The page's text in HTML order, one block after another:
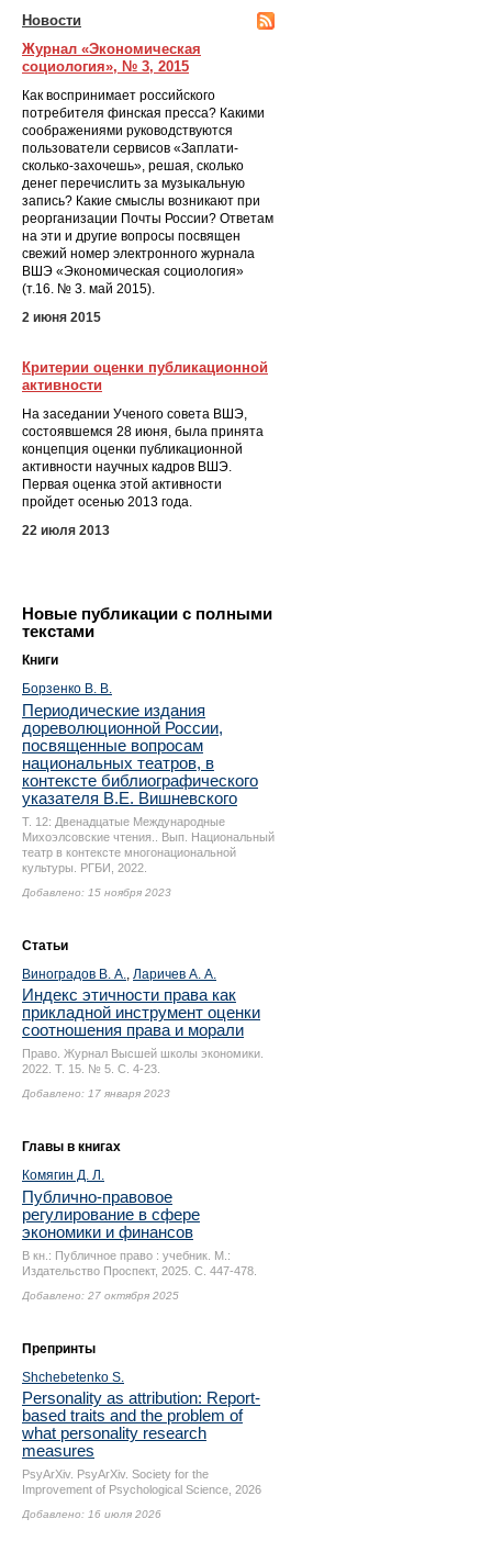
Новости
Журнал «Экономическая
социология», № 3, 2015
Как воспринимает российского
потребителя финская пресса? Какими
соображениями руководствуются
пользователи сервисов «Заплати-
сколько-захочешь», решая, сколько
денег перечислить за музыкальную
запись? Какие смыслы возникают при
реорганизации Почты России? Ответам
на эти и другие вопросы посвящен
свежий номер электронного журнала
ВШЭ «Экономическая социология»
(т.16. № 3. май 2015).
2 июня 2015
Критерии оценки публикационной
активности
На заседании Ученого совета ВШЭ,
состоявшемся 28 июня, была принята
концепция оценки публикационной
активности научных кадров ВШЭ.
Первая оценка этой активности
пройдет осенью 2013 года.
22 июля 2013
Новые публикации с полными
текстами
Книги
Борзенко В. В.
Периодические издания
дореволюционной России,
посвященные вопросам
национальных театров, в
контексте библиографического
указателя В.Е. Вишневского
Т. 12: Двенадцатые Международные
Михоэлсовские чтения.. Вып. Национальный
театр в контексте многонациональной
культуры. РГБИ, 2022.
Добавлено: 15 ноября 2023
Статьи
Виноградов В. А.
Ларичев А. А.
Индекс этичности права как
прикладной инструмент оценки
соотношения права и морали
Право. Журнал Высшей школы экономики.
2022. Т. 15. № 5. С. 4-23.
Добавлено: 17 января 2023
Главы в книгах
Комягин Д. Л.
Публично-правовое
регулирование в сфере
экономики и финансов
В кн.: Публичное право : учебник. М.:
Издательство Проспект, 2025. С. 447-478.
Добавлено: 27 октября 2025
Препринты
Shchebetenko S.
Personality as attribution: Report-
based traits and the problem of
what personality research
measures
PsyArXiv. PsyArXiv. Society for the
Improvement of Psychological Science, 2026
Добавлено: 16 июля 2026